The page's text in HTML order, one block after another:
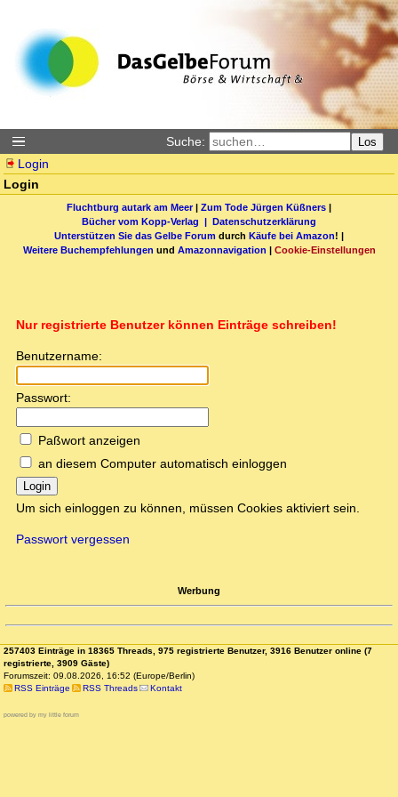
Suche: Los
Login
Login
Fluchtburg autark am Meer| Zum Tode Jürgen Küßners |
Bücher vom Kopp-Verlag | Datenschutzerklärung
Unterstützen Sie das Gelbe Forum durch Käufe bei Amazon! |
Weitere Buchempfehlungen und Amazonnavigation | Cookie-Einstellungen
Nur registrierte Benutzer können Einträge schreiben!
Benutzername:
Passwort:
Paßwort anzeigen
an diesem Computer automatisch einloggen
Login
Um sich einloggen zu können, müssen Cookies aktiviert sein.
Passwort vergessen
Werbung
257403 Einträge in 18365 Threads, 975 registrierte Benutzer, 3916 Benutzer online (7
registrierte, 3909 Gäste)
Forumszeit: 09.08.2026, 16:52 (Europe/Berlin)
RSS Einträge
RSS Threads Kontakt
powered by my little forum